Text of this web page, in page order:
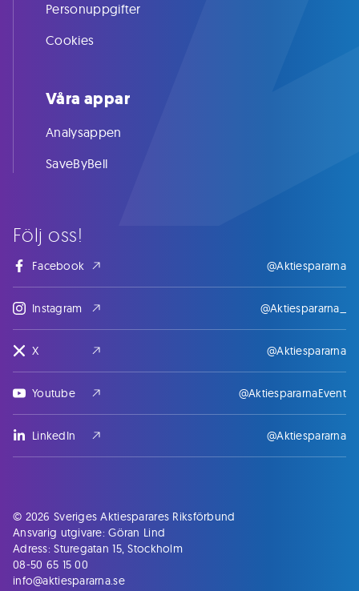
Följ oss!
Facebook @Aktiespararna
Instagram @Aktiespararna_
X @Aktiespararna
Youtube @AktiespararnaEvent
LinkedIn @Aktiespararna
Personuppgifter
Cookies
Våra appar
Analysappen
SaveByBell
© 2026 Sveriges Aktiesparares Riksförbund
Ansvarig utgivare: Göran Lind
Adress: Sturegatan 15, Stockholm
08-50 65 15 00
info@aktiespararna.se